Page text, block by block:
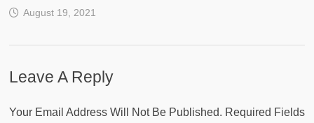
August 19, 2021
Leave A Reply
Your Email Address Will Not Be Published. Required Fields